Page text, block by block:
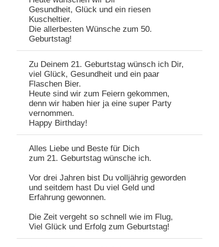
Gesundheit, Glück und ein riesen
Kuscheltier.
Die allerbesten Wünsche zum 50.
Geburtstag!
Zu Deinem 21. Geburtstag wünsch ich Dir,
viel Glück, Gesundheit und ein paar
Flaschen Bier.
Heute sind wir zum Feiern gekommen,
denn wir haben hier ja eine super Party
vernommen.
Happy Birthday!
Alles Liebe und Beste für Dich
zum 21. Geburtstag wünsche ich.
Vor drei Jahren bist Du volljährig geworden
und seitdem hast Du viel Geld und
Erfahrung gewonnen.
Die Zeit vergeht so schnell wie im Flug,
Viel Glück und Erfolg zum Geburtstag!